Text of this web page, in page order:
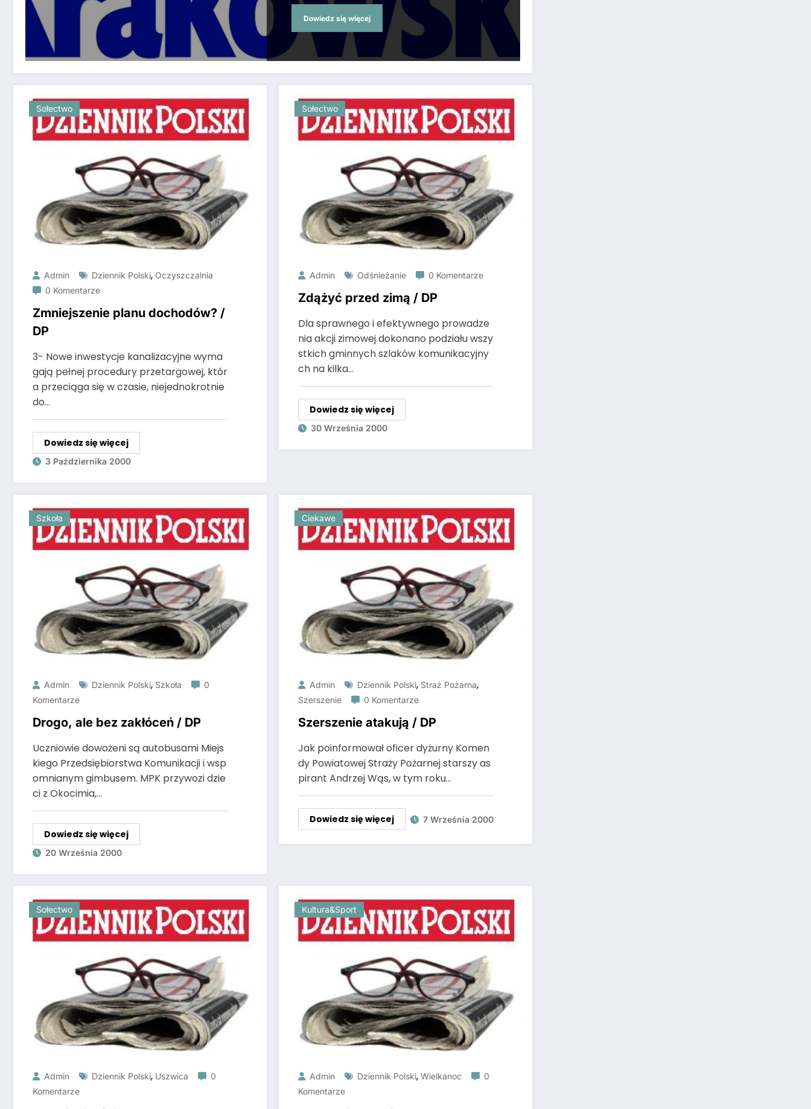
Dowiedz się więcej
Sołectwo
Admin Dziennik Polski, Oczyszczalnia
0 Komentarze
Zmniejszenie planu dochodów? /
DP
3- Nowe inwestycje kanalizacyjne wyma
gają pełnej procedury przetargowej, któr
a przeciąga się w czasie, niejednokrotnie
do…
Dowiedz się więcej
3 Października 2000
Sołectwo
Admin Odśnieżanie 0 Komentarze
Zdążyć przed zimą / DP
Dla sprawnego i efektywnego prowadze
nia akcji zimowej dokonano podziału wszy
stkich gminnych szlaków komunikacyjny
ch na kilka…
Dowiedz się więcej
30 Września 2000
Szkoła
Admin Dziennik Polski, Szkoła
0
Komentarze
Drogo, ale bez zakłóceń / DP
Uczniowie dowożeni są autobusami Miejs
kiego Przedsiębiorstwa Komunikacji i wsp
omnianym gimbusem. MPK przywozi dzie
ci z Okocimia,…
Dowiedz się więcej
20 Września 2000
Ciekawe
Admin Dziennik Polski, Straż Pożarna,
Szerszenie 0 Komentarze
Szerszenie atakują / DP
Jak poinformował oficer dyżurny Komen
dy Powiatowej Straży Pożarnej starszy as
pirant Andrzej Wąs, w tym roku…
Dowiedz się więcej 7 Września 2000
Sołectwo
Admin Dziennik Polski, Uszwica
0
Komentarze
Kultura&sport
Admin Dziennik Polski, Wielkanoc
0
Komentarze